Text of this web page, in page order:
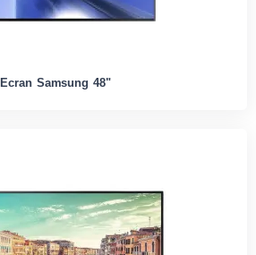
Ecran Samsung 48"